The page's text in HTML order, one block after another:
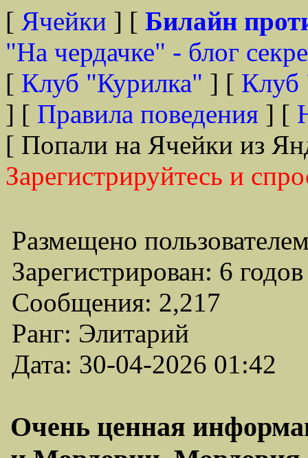
[ Ячейки ] [ Билайн
"На чердачке" - блог
[ Клуб "Курилка" ] [ Клуб
] [ Правила поведения ] [
[ Попали на Ячейки из
Зарегистрируйтесь и
Размещено
Зарегистрирован: 6
Сообщения: 2,217
Ранг: Элитарий
Дата: 30-04-2026 01:42
Очень ценная